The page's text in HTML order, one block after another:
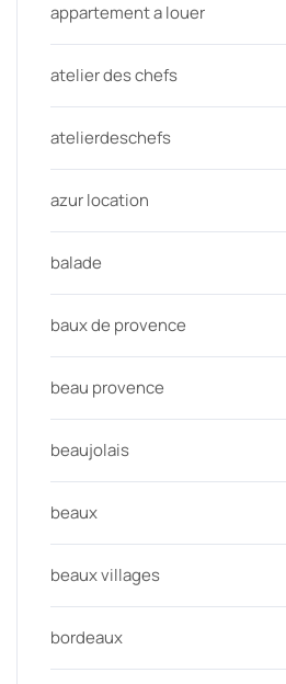
appartement a louer
atelier des chefs
atelierdeschefs
azur location
balade
baux de provence
beau provence
beaujolais
beaux
beaux villages
bordeaux